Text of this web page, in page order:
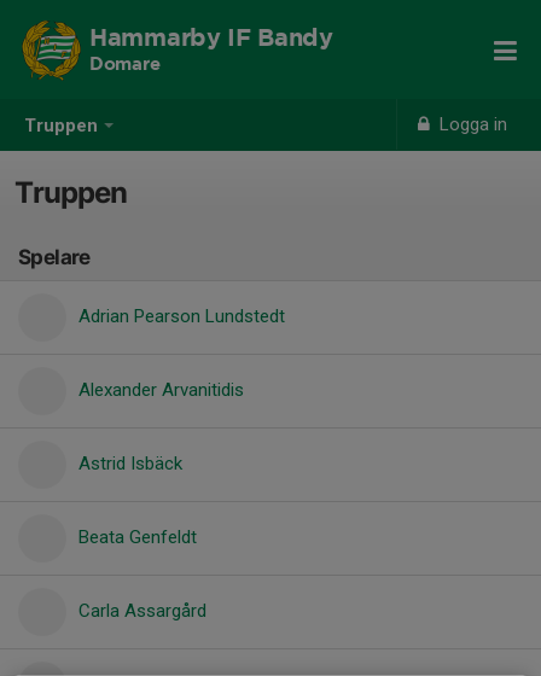
Truppen Logga in
Hammarby IF Bandy
Domare
Truppen
Spelare
Adrian Pearson Lundstedt
Alexander Arvanitidis
Astrid Isbäck
Beata Genfeldt
Carla Assargård